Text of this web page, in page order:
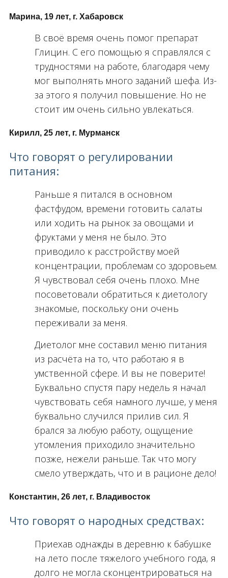
Марина, 19 лет, г. Хабаровск
В своё время очень помог препарат
Глицин. С его помощью я справлялся с
трудностями на работе, благодаря чему
мог выполнять много заданий шефа. Из-
за этого я получил повышение. Но не
стоит им очень сильно увлекаться.
Кирилл, 25 лет, г. Мурманск
Что говорят о регулировании
питания:
Раньше я питался в основном
фастфудом, времени готовить салаты
или ходить на рынок за овощами и
фруктами у меня не было. Это
приводило к расстройству моей
концентрации, проблемам со здоровьем.
Я чувствовал себя очень плохо. Мне
посоветовали обратиться к диетологу
знакомые, поскольку они очень
переживали за меня.
Диетолог мне составил меню питания
из расчёта на то, что работаю я в
умственной сфере. И вы не поверите!
Буквально спустя пару недель я начал
чувствовать себя намного лучше, у меня
буквально случился прилив сил. Я
брался за любую работу, ощущение
утомления приходило значительно
позже, нежели раньше. Так что могу
смело утверждать, что и в рационе дело!
Константин, 26 лет, г. Владивосток
Что говорят о народных средствах:
Приехав однажды в деревню к бабушке
на лето после тяжелого учебного года, я
долго не могла сконцентрироваться на